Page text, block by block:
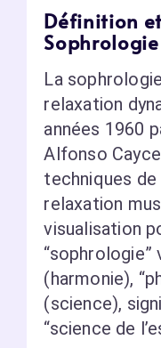
Définition
Sophrologie
La
relaxation
années 1960
Alfonso
techniques
relaxation
visualisation
“sophrologie”
(harmonie),
(science),
“science de